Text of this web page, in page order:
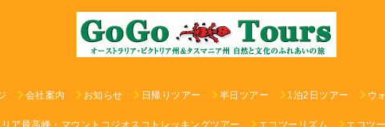
会社案内 お知らせ 日帰りツアー 半日ツアー 1泊2日ツアー ウ
ア最高峰・マウントコジオスコトレッキングツアー エコツーリズム エコツ